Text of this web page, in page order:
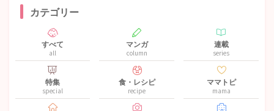
カテゴリー
すべて
all
マンガ
column
連載
series
特集
special
食・レシピ
recipe
ママトピ
mama